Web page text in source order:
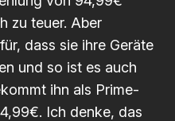
zu teuer. Aber
dass sie ihre Geräte
und so ist es auch
ihn als Prime-
Ich denke, das